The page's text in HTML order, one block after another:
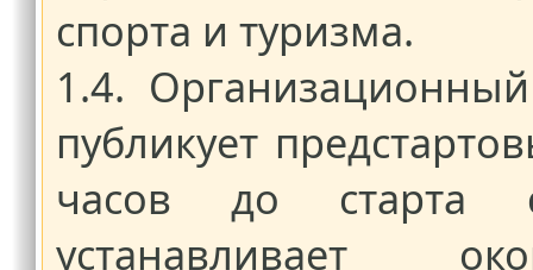
спорта и туризма.
1.4.
публикует
часов до старта
устанавливает